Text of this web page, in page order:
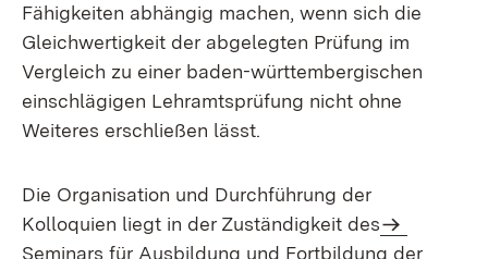
Fähigkeiten abhängig machen, wenn sich die
Gleichwertigkeit der abgelegten Prüfung im
Vergleich zu einer baden-württembergischen
einschlägigen Lehramtsprüfung nicht ohne
Weiteres erschließen lässt.
Die Organisation und Durchführung der
Kolloquien liegt in der Zuständigkeit des
Seminars für Ausbildung und Fortbildung der